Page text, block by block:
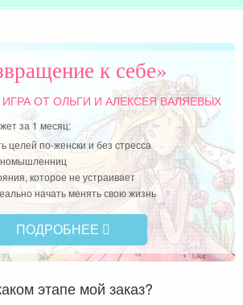
к себе»
ОТ ОЛЬГИ И АЛЕКСЕЯ ВАЛЯЕВЫХ
за 1 месяц:
целей по-женски и без стресса
которое не устраивает
начать менять свою жизнь
ПОДРОБНЕЕ
этапе мой заказ?